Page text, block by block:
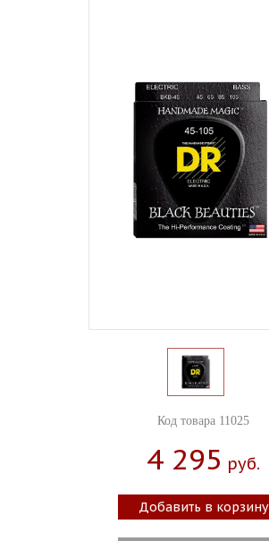
Код товара 11025
4 295 Руб.
Добавить в корзину